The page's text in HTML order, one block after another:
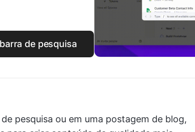
de pesquisa
pesquisa ou em uma postagem de blog,